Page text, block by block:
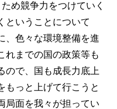
め競争力をつけていく
ということについて
、色々な環境整備を進
れまでの国の政策等も
ので、国も成長力底上
もっと上げて行こうと
局面を我々が担ってい